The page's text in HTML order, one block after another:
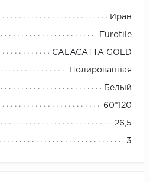
Иран
Eurotile
CALACATTA GOLD
Полированная
Белый
60*120
26,5
3